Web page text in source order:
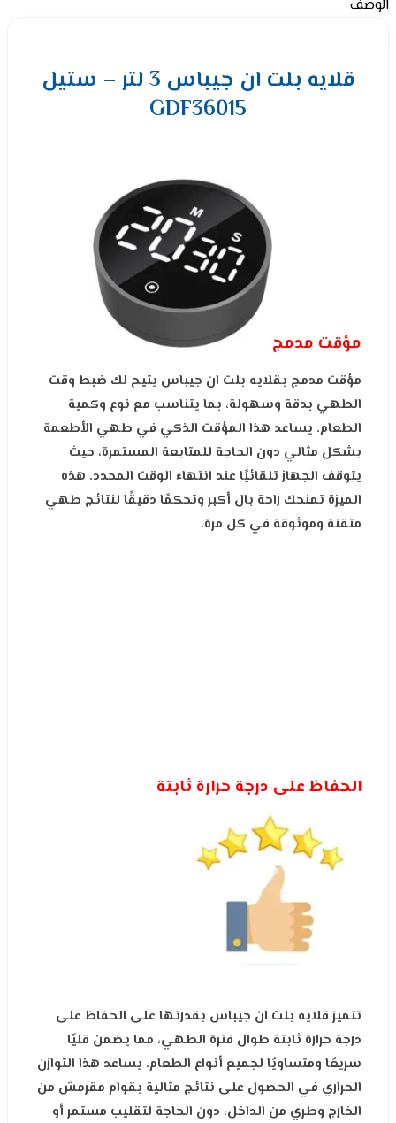
الوصف
قلايه بلت ان جيباس 3 لتر – ستيل
GDF36015
مؤقت مدمج
مؤقت مدمج بقلايه بلت ان جيباس يتيح لك ضبط وقت
الطهي بدقة وسهولة، بما يتناسب مع نوع وكمية
الطعام. يساعد هذا المؤقت الذكي في طهي الأطعمة
بشكل مثالي دون الحاجة للمتابعة المستمرة، حيث
يتوقف الجهاز تلقائيًا عند انتهاء الوقت المحدد. هذه
الميزة تمنحك راحة بال أكبر وتحكمًا دقيقًا لنتائج طهي
متقنة وموثوقة في كل مرة.
الحفاظ على درجة حرارة ثابتة
تتميز قلايه بلت ان جيباس بقدرتها على الحفاظ على
درجة حرارة ثابتة طوال فترة الطهي، مما يضمن قليًا
سريعًا ومتساويًا لجميع أنواع الطعام. يساعد هذا التوازن
الحراري في الحصول على نتائج مثالية بقوام مقرمش من
الخارج وطري من الداخل، دون الحاجة لتقليب مستمر أو